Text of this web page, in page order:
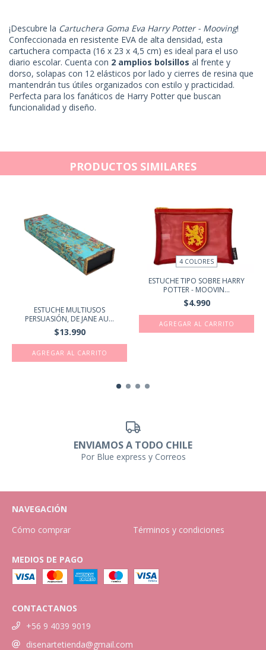
¡Descubre la Cartuchera Goma Eva Harry Potter - Mooving!
Confeccionada en resistente EVA de alta densidad, esta
cartuchera compacta (16 x 23 x 4,5 cm) es ideal para el uso
diario escolar. Cuenta con 2 amplios bolsillos al frente y
dorso, solapas con 12 elásticos por lado y cierres de resina que
mantendrán tus útiles organizados con estilo y practicidad.
Perfecta para los fanáticos de Harry Potter que buscan
funcionalidad y diseño.
PRODUCTOS SIMILARES
ESTUCHE MULTIUSOS
PERSUASIÓN, DE JANE AU...
$13.990
4 COLORES
ESTUCHE TIPO SOBRE HARRY
POTTER - MOOVIN...
$4.990
AGREGAR AL CARRITO
ENVIAMOS A TODO CHILE
Por Blue express y Correos
NAVEGACIÓN
Cómo comprar
Términos y condiciones
MEDIOS DE PAGO
CONTACTANOS
+56 9 4039 9019
disenartetienda@gmail.com